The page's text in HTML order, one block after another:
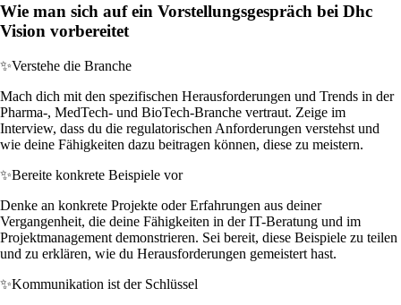
Wie man sich auf ein Vorstellungsgespräch bei Dhc
Vision vorbereitet
✨Verstehe die Branche
Mach dich mit den spezifischen Herausforderungen und Trends in der
Pharma-, MedTech- und BioTech-Branche vertraut. Zeige im
Interview, dass du die regulatorischen Anforderungen verstehst und
wie deine Fähigkeiten dazu beitragen können, diese zu meistern.
✨Bereite konkrete Beispiele vor
Denke an konkrete Projekte oder Erfahrungen aus deiner
Vergangenheit, die deine Fähigkeiten in der IT-Beratung und im
Projektmanagement demonstrieren. Sei bereit, diese Beispiele zu teilen
und zu erklären, wie du Herausforderungen gemeistert hast.
✨Kommunikation ist der Schlüssel